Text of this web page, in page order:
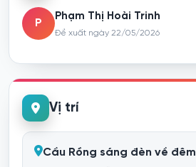
P
Phạm Thị Hoài Trinh
Đề xuất ngày 22/05/2026
Vị trí
Cầu Rồng sáng đèn về đêm